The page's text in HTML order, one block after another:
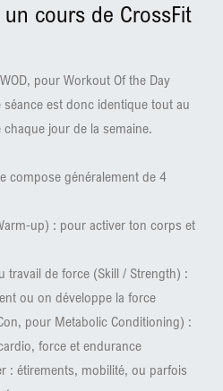
cours de CrossFit
pour Workout Of the Day
est donc identique tout au
jour de la semaine.
compose généralement de 4
up) : pour activer ton corps et
travail de force (Skill / Strength) :
ou on développe la force
pour Metabolic Conditioning) :
force et endurance
: étirements, mobilité, ou parfois